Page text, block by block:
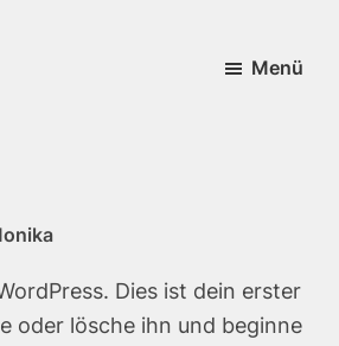
Menü
Dies ist dein erster
oder lösche ihn und beginne